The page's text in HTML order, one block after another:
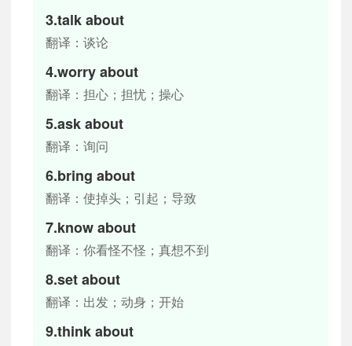
3.talk about
翻译：谈论
4.worry about
翻译：担心；担忧；操心
5.ask about
翻译：询问
6.bring about
翻译：使掉头；引起；导致
7.know about
翻译：你看怪不怪；真想不到
8.set about
翻译：出发；动身；开始
9.think about